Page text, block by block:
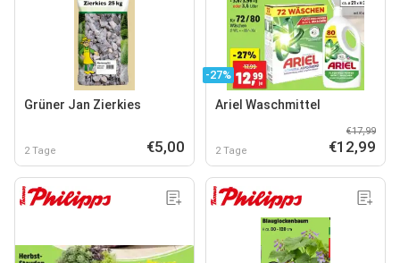
Grüner Jan Zierkies
2 Tage €5,00
-27%
Ariel Waschmittel
2 Tage
€17,99
€12,99